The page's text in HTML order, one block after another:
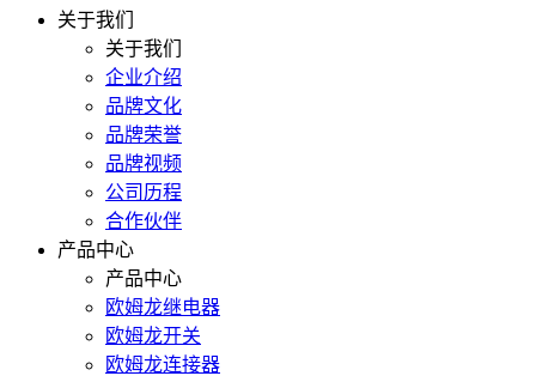
关于我们
关于我们
企业介绍
品牌文化
品牌荣誉
品牌视频
公司历程
合作伙伴
产品中心
产品中心
欧姆龙继电器
欧姆龙开关
欧姆龙连接器